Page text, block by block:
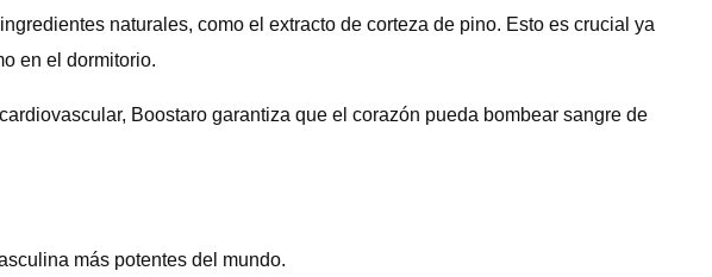
naturales, como el extracto de corteza de pino. Esto es crucial ya
en el dormitorio.
Boostaro garantiza que el corazón pueda bombear sangre de
más potentes del mundo.